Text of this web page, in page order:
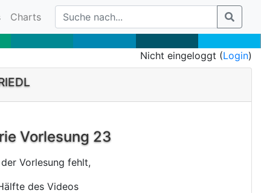
Charts
Nicht eingeloggt (Login)
Vorlesung 23
Vorlesung fehlt,
des Videos